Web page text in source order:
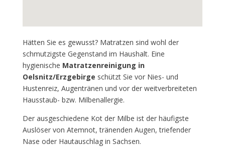
Hätten Sie es gewusst? Matratzen sind wohl der
schmutzigste Gegenstand im Haushalt. Eine
hygienische Matratzenreinigung in
Oelsnitz/Erzgebirge schützt Sie vor Nies- und
Hustenreiz, Augentränen und vor der weitverbreiteten
Hausstaub- bzw. Milbenallergie.
Der ausgeschiedene Kot der Milbe ist der häufigste
Auslöser von Atemnot, tränenden Augen, triefender
Nase oder Hautauschlag in Sachsen.